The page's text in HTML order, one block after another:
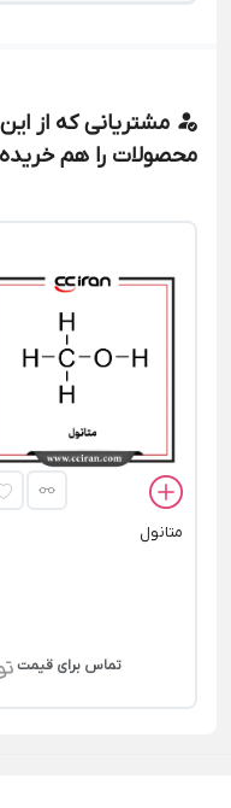
مشتریانی که از
محصولات را هم خریده
متانول
تماس برای قیمت